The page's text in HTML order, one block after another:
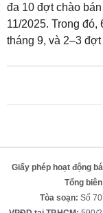
đa 10 đợt chào
11/2025. Trong
tháng 9, và 2–3
Giấy phép hoạt động
Tổng
Tòa soạn: Số